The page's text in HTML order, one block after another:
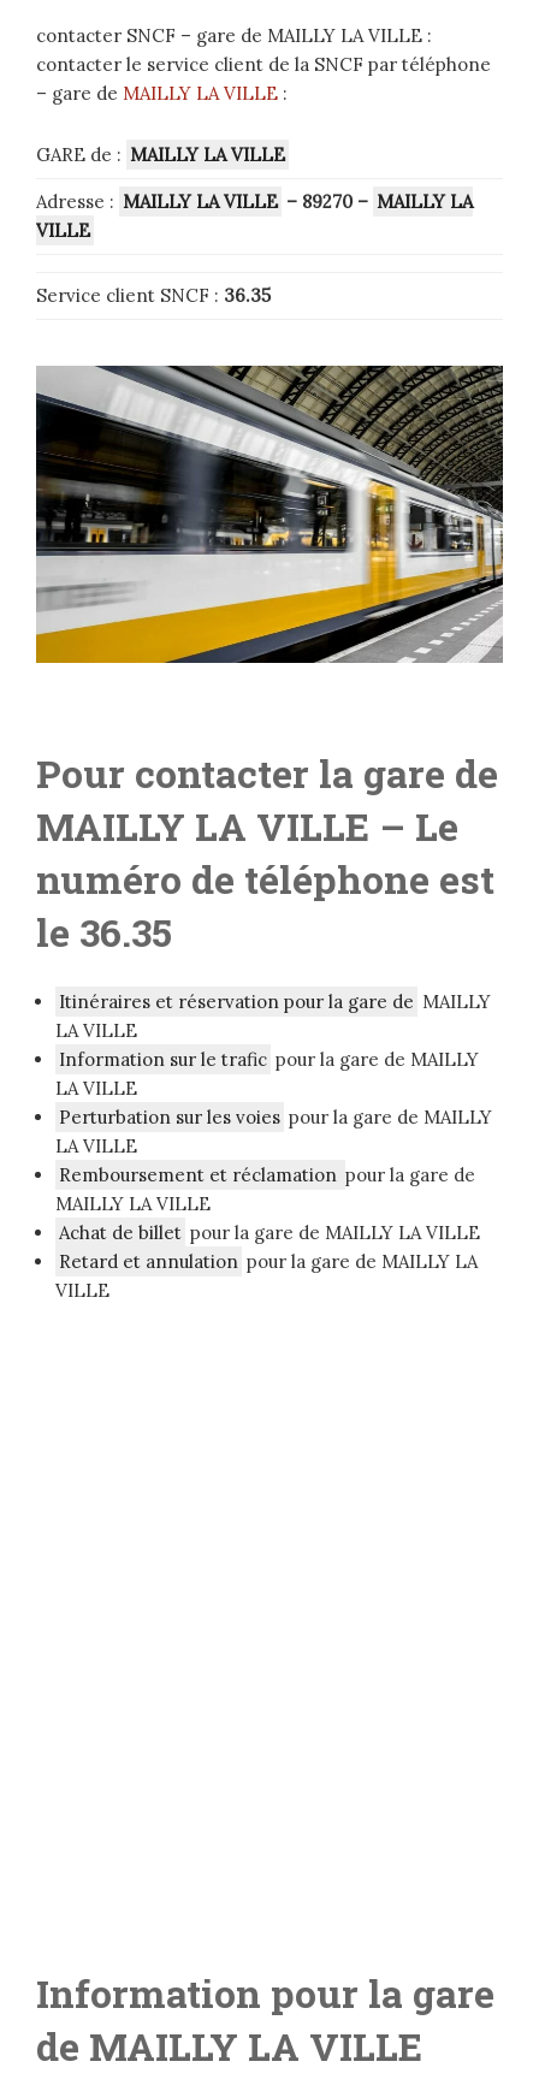
contacter SNCF – gare de MAILLY LA VILLE :
contacter le service client de la SNCF par téléphone
– gare de MAILLY LA VILLE :
GARE de : MAILLY LA VILLE
Adresse : MAILLY LA VILLE – 89270 – MAILLY LA
VILLE
Service client SNCF : 36.35
Pour contacter la gare de
MAILLY LA VILLE – Le
numéro de téléphone est
le 36.35
Itinéraires et réservation pour la gare de MAILLY
LA VILLE
Information sur le trafic pour la gare de MAILLY
LA VILLE
Perturbation sur les voies pour la gare de MAILLY
LA VILLE
Remboursement et réclamation pour la gare de
MAILLY LA VILLE
Achat de billet pour la gare de MAILLY LA VILLE
Retard et annulation pour la gare de MAILLY LA
VILLE
Information pour la gare
de MAILLY LA VILLE